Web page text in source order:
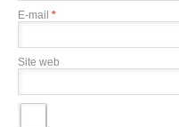
E-mail *
Site web